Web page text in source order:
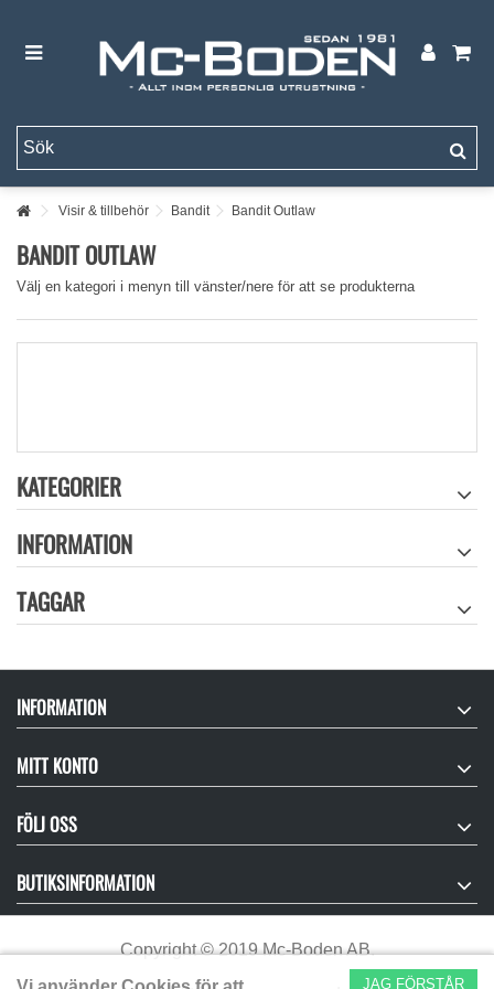
Visir & tillbehör Bandit Bandit Outlaw
BANDIT OUTLAW
Välj en kategori i menyn till vänster/nere för att se produkterna
KATEGORIER
INFORMATION
TAGGAR
INFORMATION
MITT KONTO
FÖLJ OSS
BUTIKSINFORMATION
Copyright©2019 Mc-Boden AB.
JAG FÖRSTÅR